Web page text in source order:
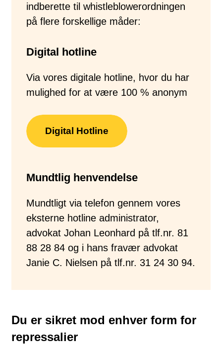
indberette til whistleblowerordningen
på flere forskellige måder:
Digital hotline
Via vores digitale hotline, hvor du har
mulighed for at være 100 % anonym
Digital Hotline
Mundtlig henvendelse
Mundtligt via telefon gennem vores
eksterne hotline administrator,
advokat Johan Leonhard på tlf.nr. 81
88 28 84 og i hans fravær advokat
Janie C. Nielsen på tlf.nr. 31 24 30 94.
Du er sikret mod enhver form for
repressalier